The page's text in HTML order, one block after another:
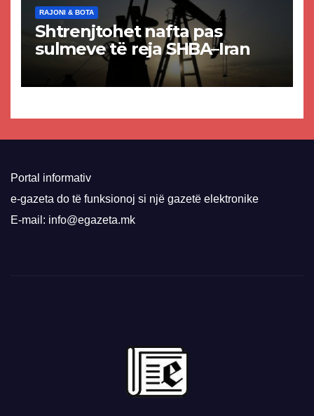
RAJONI & BOTA
Shtrenjtohet nafta pas
sulmeve të reja SHBA–Iran
Portal informativ
e-gazeta do të funksionoj si një gazetë elektronike
E-mail: info@egazeta.mk